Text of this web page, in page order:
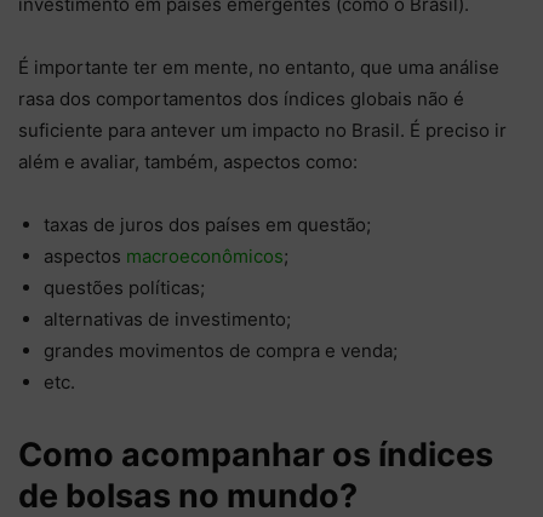
É importante ter em mente, no entanto, que uma análise
rasa dos comportamentos dos índices globais não é
suficiente para antever um impacto no Brasil. É preciso ir
além e avaliar, também, aspectos como:
taxas de juros dos países em questão;
aspectos macroeconômicos;
questões políticas;
alternativas de investimento;
grandes movimentos de compra e venda;
etc.
Como acompanhar os índices
de bolsas no mundo?